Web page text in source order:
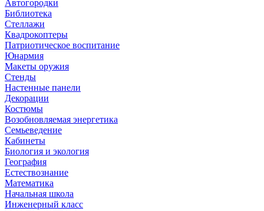
Автогородки
Библиотека
Стеллажи
Квадрокоптеры
Патриотическое воспитание
Юнармия
Макеты оружия
Стенды
Настенные панели
Декорации
Костюмы
Возобновляемая энергетика
Семьеведение
Кабинеты
Биология и экология
География
Естествознание
Математика
Начальная школа
Инженерный класс